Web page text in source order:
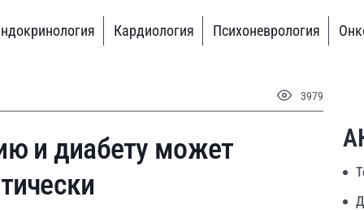
Кардиология Психоневрология
3979
и диабету может